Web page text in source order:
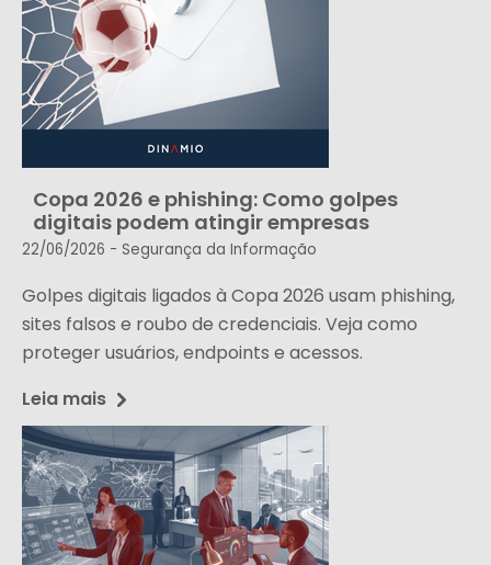
Copa 2026 e phishing: Como golpes
digitais podem atingir empresas
22/06/2026 - Segurança da Informação
Golpes digitais ligados à Copa 2026 usam phishing,
sites falsos e roubo de credenciais. Veja como
proteger usuários, endpoints e acessos.
Leia mais